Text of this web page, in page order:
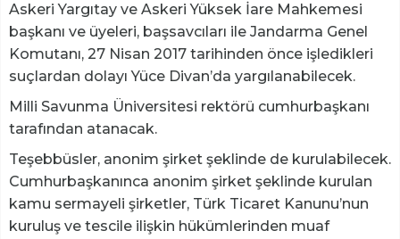
Askeri Yargıtay ve Askeri Yüksek İare Mahkemesi
başkanı ve üyeleri, başsavcıları ile Jandarma Genel
Komutanı, 27 Nisan 2017 tarihinden önce işledikleri
suçlardan dolayı Yüce Divan’da yargılanabilecek.
Milli Savunma Üniversitesi rektörü cumhurbaşkanı
tarafından atanacak.
Teşebbüsler, anonim şirket şeklinde de kurulabilecek.
Cumhurbaşkanınca anonim şirket şeklinde kurulan
kamu sermayeli şirketler, Türk Ticaret Kanunu’nun
kuruluş ve tescile ilişkin hükümlerinden muaf